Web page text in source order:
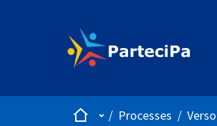
HomeMain menu
/ Processes /